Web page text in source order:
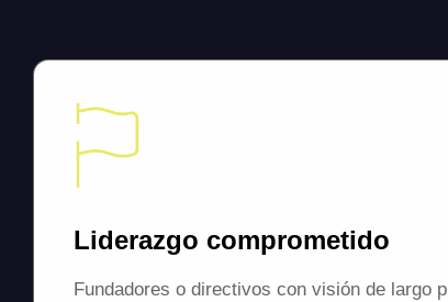
Liderazgo comprometido
Fundadores o directivos con visión de largo